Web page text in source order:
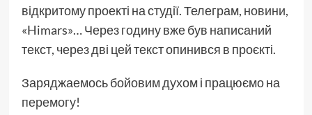
відкритому проекті на студії. Телеграм, новини,
«Himars»… Через годину вже був написаний
текст, через дві цей текст опинився в проєкті.
Заряджаемось бойовим духом і працюємо на
перемогу!